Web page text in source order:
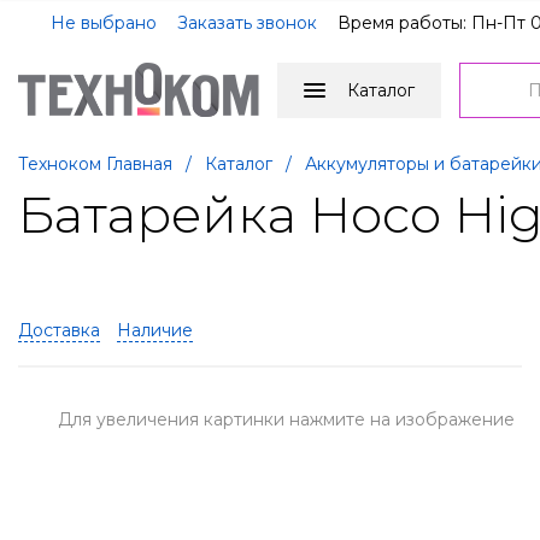
Не выбрано Заказать звонок Время работы: Пн-Пт
Каталог
Техноком Главная / Каталог / Аккумуляторы и батарейки
Батарейка Hoco
Доставка Наличие
Для увеличения картинки нажмите на изображение